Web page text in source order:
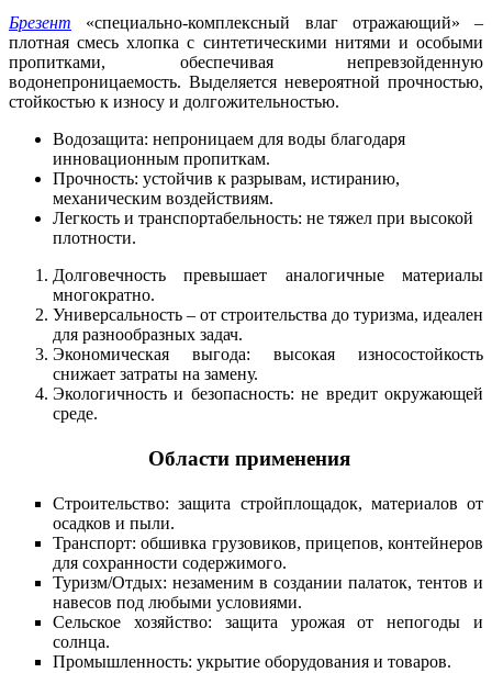
Брезент «специально-комплексный влаг отражающий» –
плотная смесь хлопка с синтетическими нитями и особыми
пропитками, обеспечивая непревзойденную
водонепроницаемость. Выделяется невероятной прочностью,
стойкостью к износу и долгожительностью.
Водозащита: непроницаем для воды благодаря
инновационным пропиткам.
Прочность: устойчив к разрывам, истиранию,
механическим воздействиям.
Легкость и транспортабельность: не тяжел при высокой
плотности.
Долговечность превышает аналогичные материалы
многократно.
Универсальность – от строительства до туризма, идеален
для разнообразных задач.
Экономическая выгода: высокая износостойкость
снижает затраты на замену.
Экологичность и безопасность: не вредит окружающей
среде.
Области применения
Строительство: защита стройплощадок, материалов от
осадков и пыли.
Транспорт: обшивка грузовиков, прицепов, контейнеров
для сохранности содержимого.
Туризм/Отдых: незаменим в создании палаток, тентов и
навесов под любыми условиями.
Сельское хозяйство: защита урожая от непогоды и
солнца.
Промышленность: укрытие оборудования и товаров.